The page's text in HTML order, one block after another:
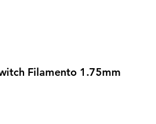
Filamento 1.75mm